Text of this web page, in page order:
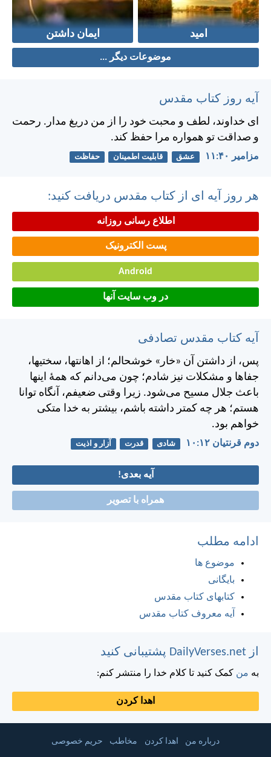
امید ایمان داشتن
موضوعات دیگر ...
آیه روز کتاب مقدس
ای خداوند، لطف و محبت خود را از من دريغ مدار. رحمت
و صداقت تو همواره مرا حفظ كند.
مزامير ۴۰:‏۱۱ عشق قابلیت اطمینان حفاظت
هر روز آیه ای از کتاب مقدس دریافت کنید:
اطلاع رسانی روزانه
پست الکترونیک
Android
در وب سایت آنها
آیه کتاب مقدس تصادفی
پس، از داشتن آن «خار» خوشحالم؛ از اهانتها، سختیها،
جفاها و مشكلات نيز شادم؛ چون می‌دانم كه همهٔ اينها
باعث جلال مسيح می‌شود. زيرا وقتی ضعيفم، آنگاه توانا
هستم؛ هر چه كمتر داشته باشم، بيشتر به خدا متكی
خواهم بود.
دوم قرنتیان ۱۲:‏۱۰ شادی قدرت آزار و اذیت
آیه بعدی!
همراه با تصویر
ادامه مطلب
موضوع ها
بایگانی
کتابهای کتاب مقدس
آیه معروف کتاب مقدس
از DailyVerses.net پشتیبانی کنید
به من کمک کنید تا کلام خدا را منتشر کنم:
اهدا کردن
درباره من اهدا کردن مخاطب حریم خصوصی